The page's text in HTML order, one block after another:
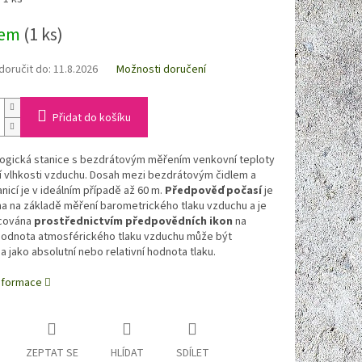
(1 ks)
do: 11.8.2026 Možnosti doručení
Přidat do košíku
stanice s bezdrátovým měřením venkovní teploty
vlhkosti vzduchu. Dosah mezi bezdrátovým čidlem a
je v ideálním případě až 60 m. Předpověď počasíje
na základě měření barometrického tlaku vzduchu a je
prostřednictvím předpovědních ikon na
atmosférického tlaku vzduchu může být
jako absolutní nebo relativní hodnota tlaku.
ZEPTAT SE HLÍDAT SDÍLET